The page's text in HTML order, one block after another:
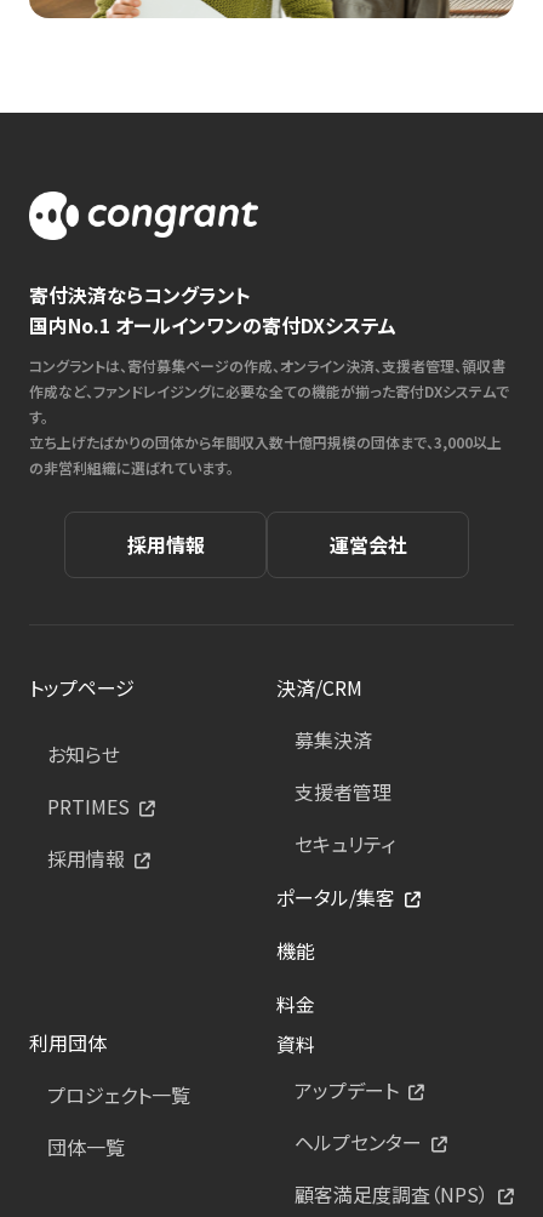
寄付決済ならコングラント
国内No.1 オールインワンの寄付DXシステム
コングラントは、寄付募集ページの作成、オンライン決済、支援者管理、領収書
作成など、ファンドレイジングに必要な全ての機能が揃った寄付DXシステムで
す。
立ち上げたばかりの団体から年間収入数十億円規模の団体まで、3,000以上
の非営利組織に選ばれています。
採用情報 運営会社
トップページ
お知らせ
PRTIMES
採用情報
決済/CRM
募集決済
支援者管理
セキュリティ
ポータル/集客
機能
料金
利用団体
プロジェクト一覧
団体一覧
資料
アップデート
ヘルプセンター
顧客満足度調査（NPS）